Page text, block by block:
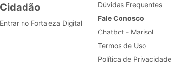
Cidadão
Entrar no Fortaleza Digital
Dúvidas Frequentes
Fale Conosco
Chatbot - Marisol
Termos de Uso
Política de Privacidade